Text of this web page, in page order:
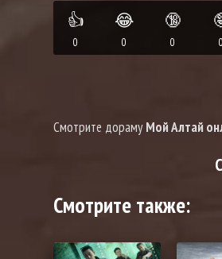
👍
0
😂
0
🔞
0 0
Смотрите дорамуМой Алтай
Смотрите также: